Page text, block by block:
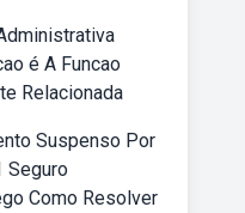
é A Funcao
Relacionada
Suspenso Por
Seguro
Como Resolver